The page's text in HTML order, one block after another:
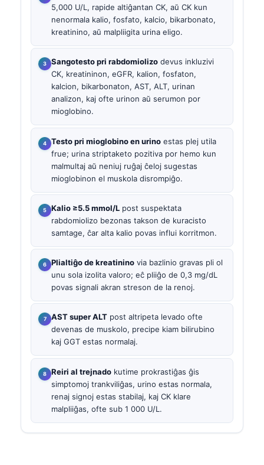
5,000 U/L, rapide altiĝantan CK, aŭ CK kun
nenormala kalio, fosfato, kalcio, bikarbonato,
kreatinino, aŭ malpliigita urina eligo.
Sangotesto pri rabdomiolizo devus inkluzivi
CK, kreatininon, eGFR, kalion, fosfaton,
kalcion, bikarbonaton, AST, ALT, urinan
analizon, kaj ofte urinon aŭ serumon por
mioglobino.
Testo pri mioglobino en urino estas plej utila
frue; urina striptaketo pozitiva por hemo kun
malmultaj aŭ neniuj ruĝaj ĉeloj sugestas
mioglobinon el muskola disrompiĝo.
Kalio ≥5.5 mmol/L post suspektata
rabdomiolizo bezonas takson de kuracisto
samtage, ĉar alta kalio povas influi korritmon.
Plialtiĝo de kreatinino via bazlinio gravas pli ol
unu sola izolita valoro; eĉ pliiĝo de 0,3 mg/dL
povas signali akran streson de la renoj.
AST super ALT post altripeta levado ofte
devenas de muskolo, precipe kiam bilirubino
kaj GGT estas normalaj.
Reiri al trejnado kutime prokrastiĝas ĝis
simptomoj trankviliĝas, urino estas normala,
renaj signoj estas stabilaj, kaj CK klare
malpliiĝas, ofte sub 1 000 U/L.